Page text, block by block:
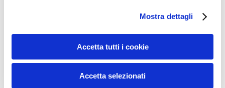
Mostra dettagli
Accetta tutti i cookie
Accetta selezionati